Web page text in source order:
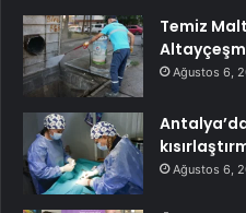
Temiz
Ağustos 6,
Ağustos 6,